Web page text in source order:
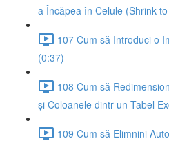
a Încăpea în Celule (Shrink
107 Cum să Introduci o
(0:37)
108 Cum să
și Coloanele dintr-un Tabel
109 Cum să Elimnini